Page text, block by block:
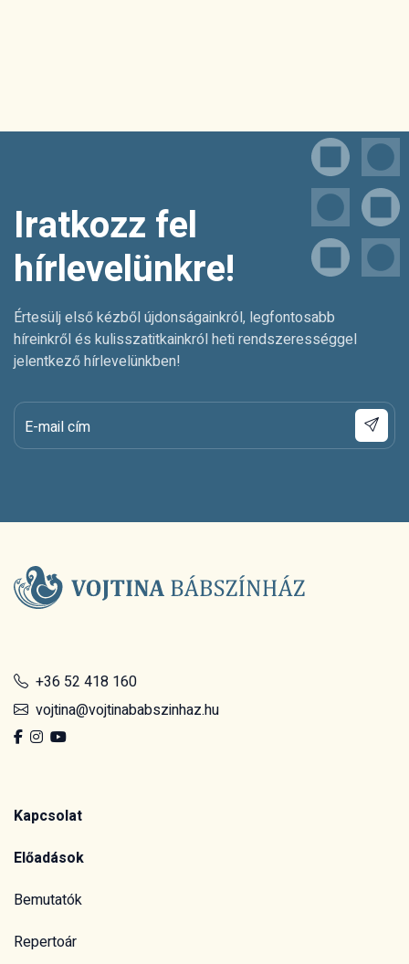
Iratkozz fel
hírlevelünkre!
Értesülj első kézből újdonságainkról, legfontosabb
híreinkről és kulisszatitkainkról heti rendszerességgel
jelentkező hírlevelünkben!
E-mail cím
+36 52 418 160
vojtina@vojtinababszinhaz.hu
Kapcsolat
Előadások
Bemutatók
Repertoár